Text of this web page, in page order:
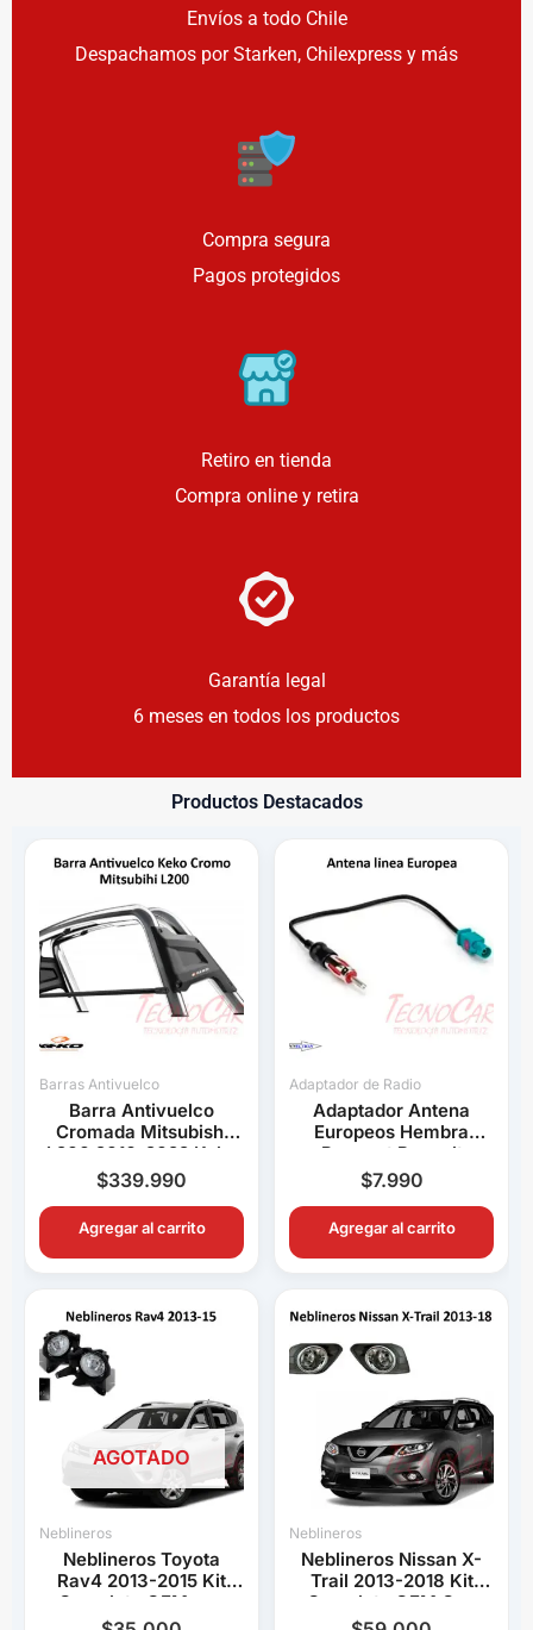
Envíos a todo Chile
Despachamos por Starken, Chilexpress y más
Compra segura
Pagos protegidos
Retiro en tienda
Compra online y retira
Garantía legal
6 meses en todos los productos
Productos Destacados
Barras Antivuelco
Barra Antivuelco
Cromada Mitsubishi
L200 2016-2022 Keko
K1 Decorativa Pick Up
$339.990
Agregar al carrito
Adaptador de Radio
Adaptador Antena
Europeos Hembra
Peugeot Renault
Volkswagen BMW Audi
Connection
$7.990
Agregar al carrito
AGOTADO
Neblineros
Neblineros Toyota
Rav4 2013-2015 Kit
Completo OEM con
Ampolletas H11
Neblineros
Neblineros Nissan X-
Trail 2013-2018 Kit
Completo OEM Con
Switch y Relay